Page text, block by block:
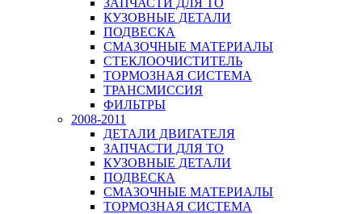
ЗАПЧАСТИ ДЛЯ ТО
КУЗОВНЫЕ ДЕТАЛИ
ПОДВЕСКА
СМАЗОЧНЫЕ МАТЕРИАЛЫ
СТЕКЛООЧИСТИТЕЛЬ
ТОРМОЗНАЯ СИСТЕМА
ТРАНСМИССИЯ
ФИЛЬТРЫ
2008-2011
ДЕТАЛИ ДВИГАТЕЛЯ
ЗАПЧАСТИ ДЛЯ ТО
КУЗОВНЫЕ ДЕТАЛИ
ПОДВЕСКА
СМАЗОЧНЫЕ МАТЕРИАЛЫ
ТОРМОЗНАЯ СИСТЕМА